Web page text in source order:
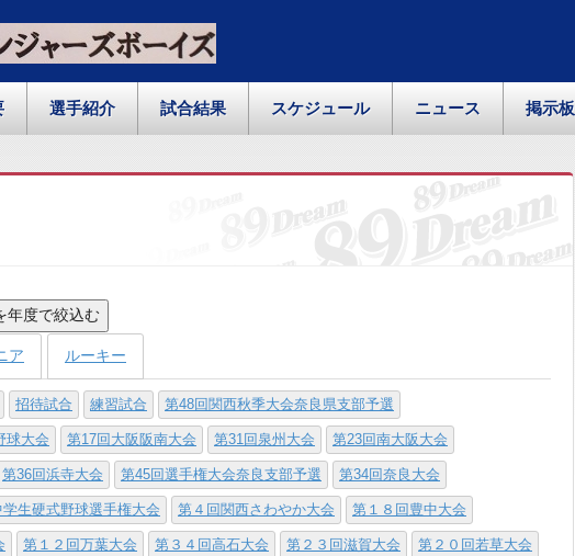
選手紹介 試合結果 スケジュール ニュース 掲示板
年度で絞込む
ア ルーキー
招待試合 練習試合 第48回関西秋季大会奈良県支部予選
球大会 第17回大阪阪南大会 第31回泉州大会 第23回南大阪大会
第36回浜寺大会 第45回選手権大会奈良支部予選 第34回奈良大会
生硬式野球選手権大会 第４回関西さわやか大会 第１８回豊中大会
第１２回万葉大会 第３４回高石大会 第２３回滋賀大会 第２０回若草大会